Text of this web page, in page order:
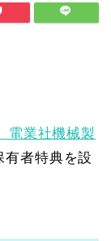
電業社機械製
有者特典を設